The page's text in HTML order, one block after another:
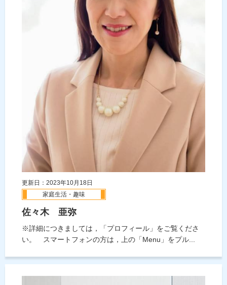
更新日：2023年10月18日
家庭生活・趣味
佐々木 亜弥
※詳細につきましては，「プロフィール」をご覧くださ
い。 スマートフォンの方は，上の「Menu」をプル...